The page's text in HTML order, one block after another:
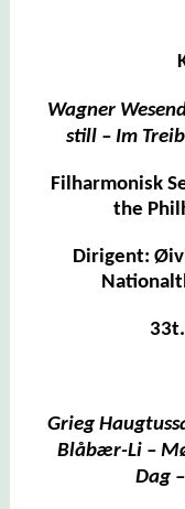
Wagner
still – Im
Filharmonisk
the
Dirigent:
Grieg
Blåbær-Li –
Dag